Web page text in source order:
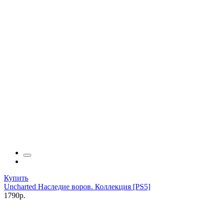
Купить
Uncharted Наследие воров. Коллекция [PS5]
1790р.